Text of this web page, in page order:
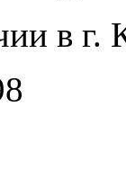
в г.